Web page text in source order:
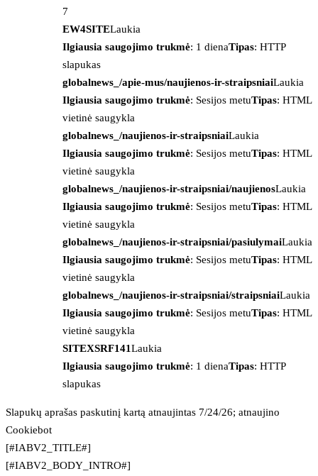
7
EW4SITELaukia
Ilgiausia saugojimo trukmė: 1 dienaTipas: HTTP
slapukas
globalnews_/apie-mus/naujienos-ir-straipsniaiLaukia
Ilgiausia saugojimo trukmė: Sesijos metuTipas: HTML
vietinė saugykla
globalnews_/naujienos-ir-straipsniaiLaukia
Ilgiausia saugojimo trukmė: Sesijos metuTipas: HTML
vietinė saugykla
globalnews_/naujienos-ir-straipsniai/naujienosLaukia
Ilgiausia saugojimo trukmė: Sesijos metuTipas: HTML
vietinė saugykla
globalnews_/naujienos-ir-straipsniai/pasiulymaiLaukia
Ilgiausia saugojimo trukmė: Sesijos metuTipas: HTML
vietinė saugykla
globalnews_/naujienos-ir-straipsniai/straipsniaiLaukia
Ilgiausia saugojimo trukmė: Sesijos metuTipas: HTML
vietinė saugykla
SITEXSRF141Laukia
Ilgiausia saugojimo trukmė: 1 dienaTipas: HTTP
slapukas
Slapukų aprašas paskutinį kartą atnaujintas 7/24/26; atnaujino
Cookiebot
[#IABV2_TITLE#]
[#IABV2_BODY_INTRO#]